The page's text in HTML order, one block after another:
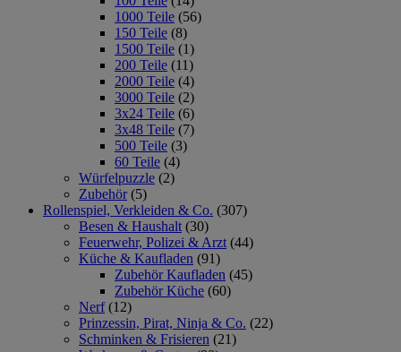
1000 Teile (56)
150 Teile (8)
1500 Teile (1)
200 Teile (11)
2000 Teile (4)
3000 Teile (2)
3x24 Teile (6)
3x48 Teile (7)
500 Teile (3)
60 Teile (4)
Würfelpuzzle (2)
Zubehör (5)
Rollenspiel, Verkleiden & Co. (307)
Besen & Haushalt (30)
Feuerwehr, Polizei & Arzt (44)
Küche & Kaufladen (91)
Zubehör Kaufladen (45)
Zubehör Küche (60)
Nerf (12)
Prinzessin, Pirat, Ninja & Co. (22)
Schminken & Frisieren (21)